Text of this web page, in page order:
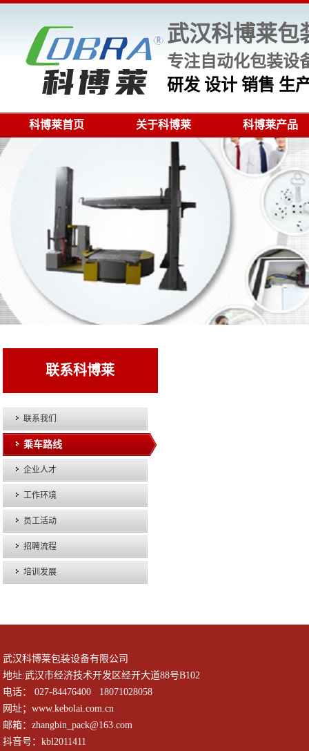
武汉科博莱包
专注自动化包装设
研发 设计 销售 生
科博莱首页 关于科博莱 科博莱产品
联系科博莱
联系我们
乘车路线
企业人才
工作环境
员工活动
招聘流程
培训发展
武汉科博莱包装设备有限公司
地址:武汉市经济技术开发区经开大道88号B102
电话： 027-84476400 18071028058
网址；www.kebolai.com.cn
邮箱：zhangbin_pack@163.com
抖音号：kbl2011411